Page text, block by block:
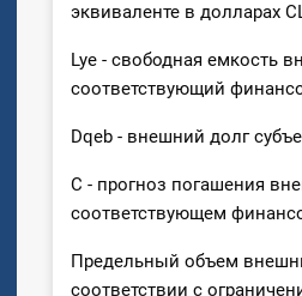
эквиваленте в долларах
Lye - свободная емкость
соответствующий
Dqeb - внешний долг
С - прогноз погашения
соответствующем
Предельный объем
соответствии с